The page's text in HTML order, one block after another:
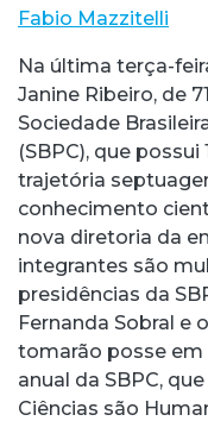
Fabio Mazzitelli
Na última terça-
Janine Ribeiro, de
Sociedade
(SBPC), que
trajetória
conhecimento
nova diretoria da
integrantes são
presidências da
Fernanda Sobral e
tomarão posse em
anual da SBPC,
Ciências são